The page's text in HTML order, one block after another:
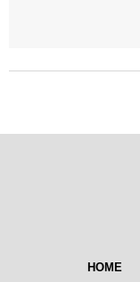
HOME